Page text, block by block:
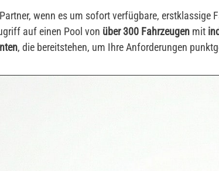
wenn es um sofort verfügbare, erstklassige
auf einen Pool von über 300 Fahrzeugen mit
, die bereitstehen, um Ihre Anforderungen